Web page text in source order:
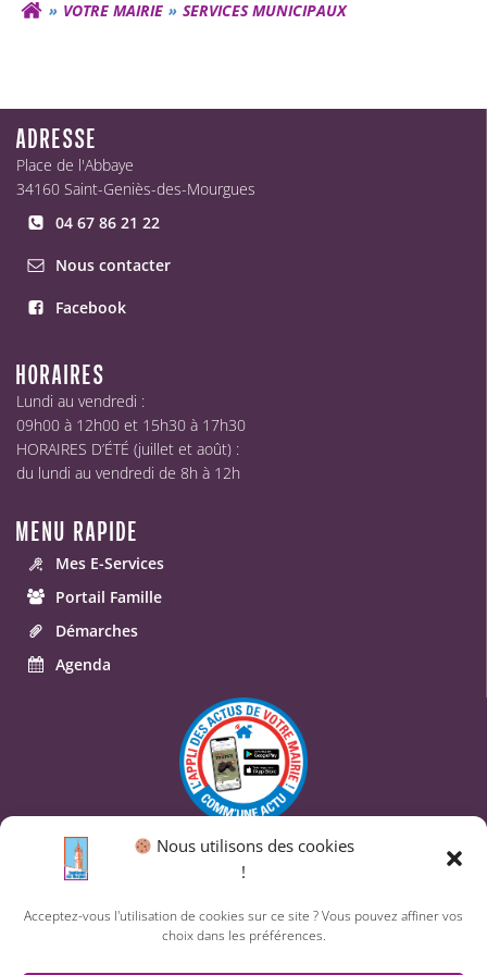
Nous utilisons des cookies
!
Acceptez-vous l'utilisation de cookies sur ce site ? Vous pouvez affiner vos
choix dans les préférences.
VOTRE MAIRIE SERVICES MUNICIPAUX
ADRESSE
Place de l'Abbaye
34160 Saint-Geniès-des-Mourgues
04 67 86 21 22
Nous contacter
Facebook
HORAIRES
Lundi au vendredi :
09h00 à 12h00 et 15h30 à 17h30
HORAIRES D’ÉTÉ (juillet et août) :
du lundi au vendredi de 8h à 12h
MENU RAPIDE
Mes E-Services
Portail Famille
Démarches
Agenda
© 2026 Commune de Saint-Geniès-des-Mourgues.
Un service proposé par
Comm'un Site